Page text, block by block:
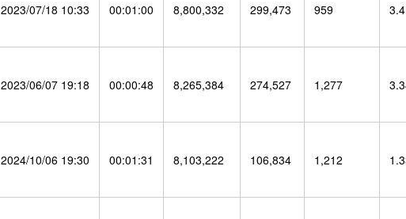
2023/07/18 10:33 00:01:00 8,800,332 299,473 959
2023/06/07 19:18 00:00:48 8,265,384 274,527 1,277
2024/10/06 19:30 00:01:31 8,103,222 106,834 1,212